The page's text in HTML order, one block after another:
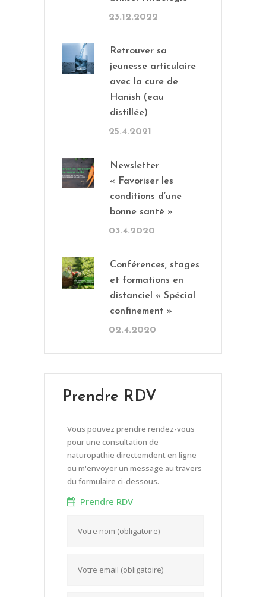
23.12.2022
Retrouver sa
jeunesse articulaire
avec la cure de
Hanish (eau
distillée)
25.4.2021
Newsletter
« Favoriser les
conditions d’une
bonne santé »
03.4.2020
Conférences, stages
et formations en
distanciel « Spécial
confinement »
02.4.2020
Prendre RDV
Vous pouvez prendre rendez-vous
pour une consultation de
naturopathie directemdent en ligne
ou m'envoyer un message au travers
du formulaire ci-dessous.
Prendre RDV